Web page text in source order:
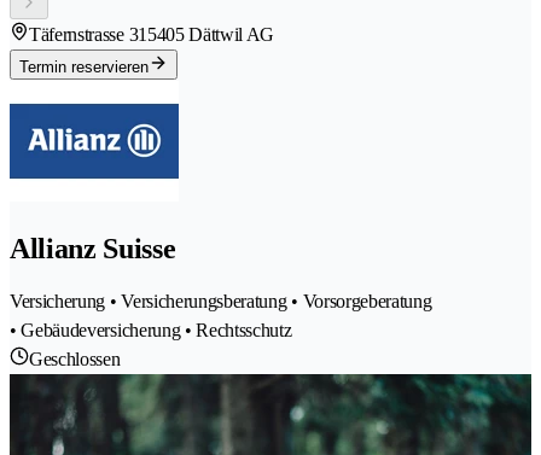
Täfernstrasse 31 5405 Dättwil AG
Termin reservieren
Allianz Suisse
Versicherung • Versicherungsberatung • Vorsorgeberatung
• Gebäudeversicherung • Rechtsschutz
Geschlossen